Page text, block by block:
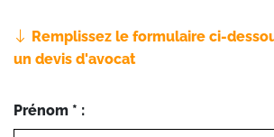
Remplissez le formulaire ci-
un devis d'avocat
Prénom * :